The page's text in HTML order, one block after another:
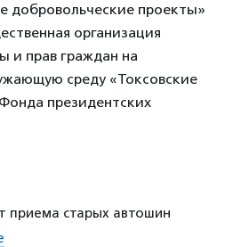
добровольческие проекты»
организация
и прав граждан на
среду «Токсовские
президентских
приема старых автошин